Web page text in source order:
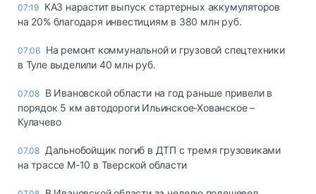
07:19 КАЗ нарастит выпуск стартерных аккумуляторов
на 20% благодаря инвестициям в 380 млн руб.
07:06 На ремонт коммунальной и грузовой спецтехники
в Туле выделили 40 млн руб.
07.08 В Ивановской области на год раньше привели в
порядок 5 км автодороги Ильинское-Хованское –
Кулачево
07.08 Дальнобойщик погиб в ДТП с тремя грузовиками
на трассе М-10 в Тверской области